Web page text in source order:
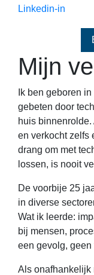
Linkedin-in
Mijn
Ik ben geboren
gebeten door
huis
en verkocht zelfs
drang om met
lossen, is nooit
De voorbije 25
in diverse
Wat ik leerde:
bij mensen,
een gevolg, geen
Als onafhankelijk